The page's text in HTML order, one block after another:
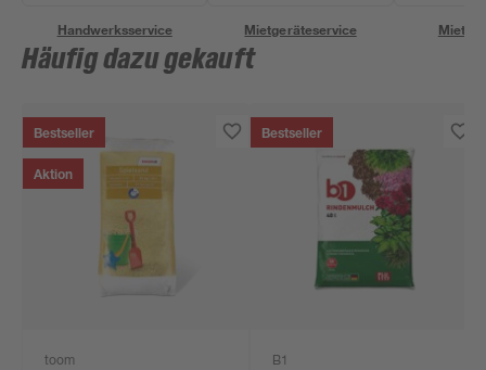
Handwerksservice Mietgeräteservice
Häufig dazu gekauft
Bestseller
Aktion
toom
Bestseller
B1